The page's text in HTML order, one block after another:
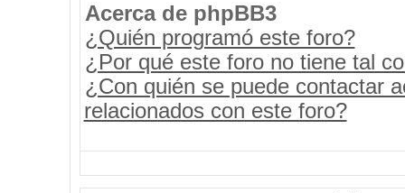
Acerca de phpBB3
¿Quién programó este foro?
¿Por qué este foro no tiene tal
¿Con quién se puede contactar
relacionados con este foro?